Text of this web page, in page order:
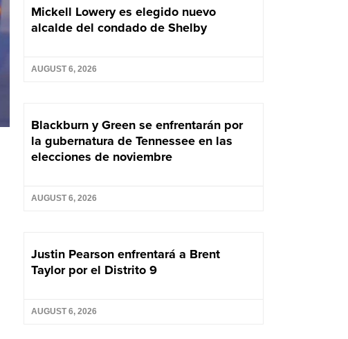
Mickell Lowery es elegido nuevo
alcalde del condado de Shelby
AUGUST 6, 2026
Blackburn y Green se enfrentarán por
la gubernatura de Tennessee en las
elecciones de noviembre
AUGUST 6, 2026
Justin Pearson enfrentará a Brent
Taylor por el Distrito 9
AUGUST 6, 2026